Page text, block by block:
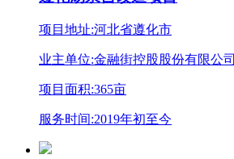
项目地址:河北省遵化市
业主单位:金融街控股股份有限公司
项目面积:365亩
服务时间:2019年初至今